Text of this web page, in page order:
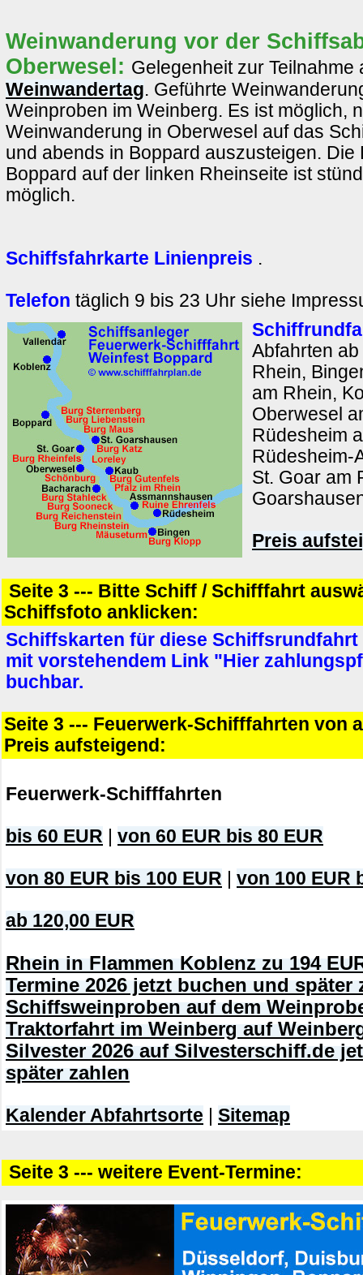
Weinwanderung vor der
Oberwesel: Gelegenheit zur Teilnahme
Weinwandertag. Geführte
Weinproben im Weinberg. Es ist möglich,
Weinwanderung in Oberwesel auf das
und abends in Boppard auszusteigen. Die
Boppard auf der linken Rheinseite ist
möglich.
Schiffsfahrkarte Linienpreis .
Telefon täglich 9 bis 23 Uhr siehe
Abfahrten
Rhein,
am Rhein,
Oberwesel
Rüdesheim
Rüdesheim-
St. Goar am
Preis
Seite 3 --- Bitte Schiff / Schifffahrt
Schiffsfoto anklicken:
Schiffskarten für diese
mit vorstehendem Link "Hier
buchbar.
Seite 3 --- Feuerwerk-Schifffahrten von
Preis aufsteigend:
Feuerwerk-Schifffahrten
bis 60 EUR von 60 EUR bis 80 EUR
von 80 EUR bis 100 EUR von 100 EUR
ab 120,00 EUR
Rhein in Flammen Koblenz zu 194
Termine 2026 jetzt buchen und später
Schiffsweinproben auf dem
Traktorfahrt im Weinberg auf
Silvester 2026 auf Silvesterschiff.de
später zahlen
Kalender Abfahrtsorte Sitemap
Seite 3 --- weitere Event-Termine: